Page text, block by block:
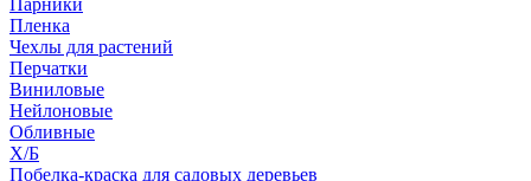
Парники
Пленка
Чехлы для растений
Перчатки
Виниловые
Нейлоновые
Обливные
Х/Б
Побелка-краска для садовых деревьев